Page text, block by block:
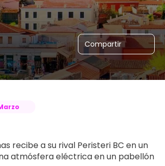
Compartir
recibe a su rival Peristeri BC en un
atmósfera eléctrica en un pabellón